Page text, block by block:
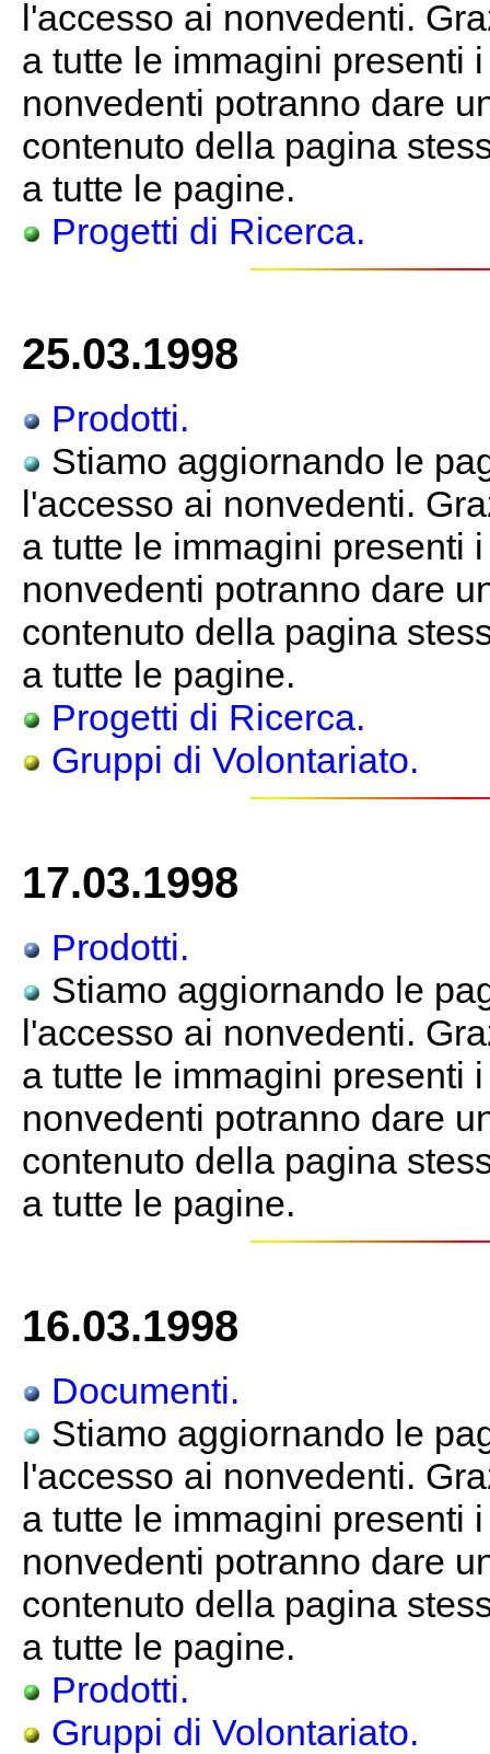
l'accesso ai nonvedenti.
a tutte le immagini presenti
nonvedenti potranno dare
contenuto della pagina
a tutte le pagine.
Progetti di Ricerca.
25.03.1998
Prodotti.
Stiamo aggiornando le
l'accesso ai nonvedenti.
a tutte le immagini presenti
nonvedenti potranno dare
contenuto della pagina
a tutte le pagine.
Progetti di Ricerca.
Gruppi di Volontariato.
17.03.1998
Prodotti.
Stiamo aggiornando le
l'accesso ai nonvedenti.
a tutte le immagini presenti
nonvedenti potranno dare
contenuto della pagina
a tutte le pagine.
16.03.1998
Documenti.
Stiamo aggiornando le
l'accesso ai nonvedenti.
a tutte le immagini presenti
nonvedenti potranno dare
contenuto della pagina
a tutte le pagine.
Prodotti.
Gruppi di Volontariato.